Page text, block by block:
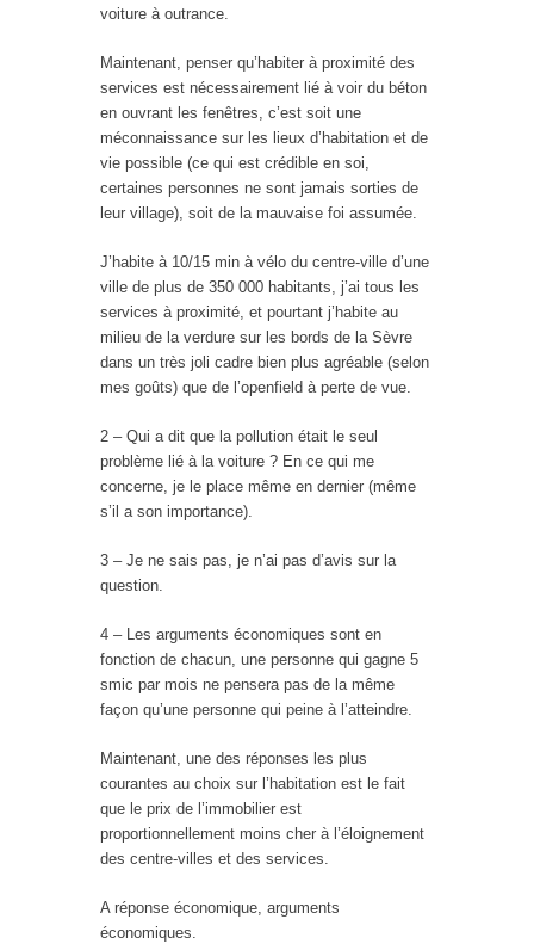
voiture à outrance.
Maintenant, penser qu’habiter à proximité des
services est nécessairement lié à voir du béton
en ouvrant les fenêtres, c’est soit une
méconnaissance sur les lieux d’habitation et de
vie possible (ce qui est crédible en soi,
certaines personnes ne sont jamais sorties de
leur village), soit de la mauvaise foi assumée.
J’habite à 10/15 min à vélo du centre-ville d’une
ville de plus de 350 000 habitants, j’ai tous les
services à proximité, et pourtant j’habite au
milieu de la verdure sur les bords de la Sèvre
dans un très joli cadre bien plus agréable (selon
mes goûts) que de l’openfield à perte de vue.
2 – Qui a dit que la pollution était le seul
problème lié à la voiture ? En ce qui me
concerne, je le place même en dernier (même
s’il a son importance).
3 – Je ne sais pas, je n’ai pas d’avis sur la
question.
4 – Les arguments économiques sont en
fonction de chacun, une personne qui gagne 5
smic par mois ne pensera pas de la même
façon qu’une personne qui peine à l’atteindre.
Maintenant, une des réponses les plus
courantes au choix sur l’habitation est le fait
que le prix de l’immobilier est
proportionnellement moins cher à l’éloignement
des centre-villes et des services.
A réponse économique, arguments
économiques.